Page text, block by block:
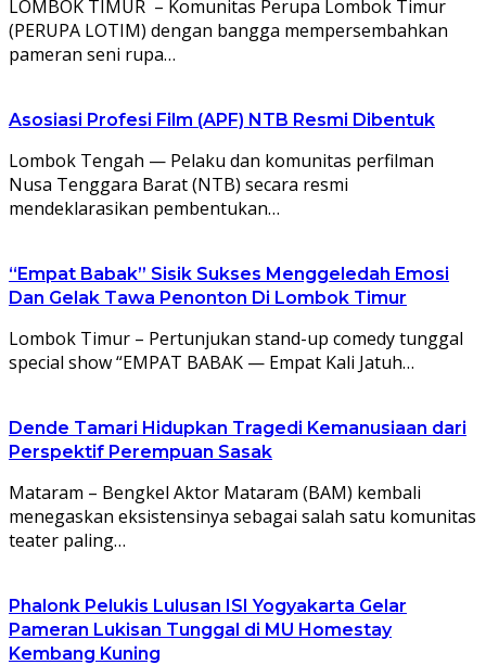
LOMBOK TIMUR – Komunitas Perupa Lombok Timur
(PERUPA LOTIM) dengan bangga mempersembahkan
pameran seni rupa…
Asosiasi Profesi Film (APF) NTB Resmi Dibentuk
Lombok Tengah — Pelaku dan komunitas perfilman
Nusa Tenggara Barat (NTB) secara resmi
mendeklarasikan pembentukan…
“Empat Babak” Sisik Sukses Menggeledah Emosi
Dan Gelak Tawa Penonton Di Lombok Timur
Lombok Timur – Pertunjukan stand-up comedy tunggal
special show “EMPAT BABAK — Empat Kali Jatuh…
Dende Tamari Hidupkan Tragedi Kemanusiaan dari
Perspektif Perempuan Sasak
Mataram – Bengkel Aktor Mataram (BAM) kembali
menegaskan eksistensinya sebagai salah satu komunitas
teater paling…
Phalonk Pelukis Lulusan ISI Yogyakarta Gelar
Pameran Lukisan Tunggal di MU Homestay
Kembang Kuning